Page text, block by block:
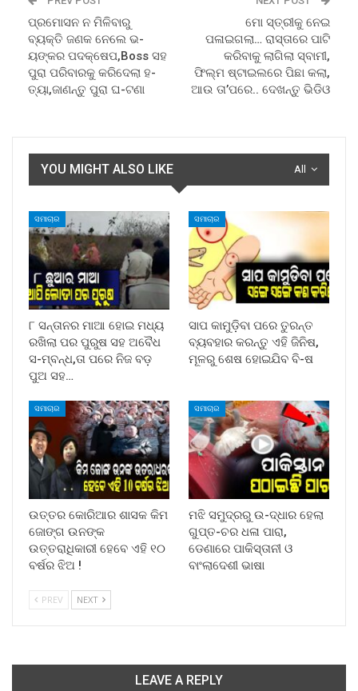
ପ୍ରମୋସନ ନ ମିଳିବାରୁ
ବ୍ୟକ୍ତି ଜଣକ ନେଲେ ଭ-
ୟଙ୍କର ପଦକ୍ଷେପ,Boss ସହ
ପୁରା ପରିବାରକୁ କରିଦେଲା ହ-
ତ୍ୟା,ଜାଣନ୍ତୁ ପୁରା ଘ-ଟଣା
ମୋ ସ୍ତ୍ରୀକୁ ନେଇ
ପଳାଇଗଲା… ରାସ୍ତାରେ ପାଟି
କରିବାକୁ ଲାଗିଲା ସ୍ବାମୀ,
ଫିଲ୍ମ ଷ୍ଟାଇଲରେ ପିଛା କଲା,
ଆଉ ତା’ପରେ.. ଦେଖନ୍ତୁ ଭିଡିଓ
All
YOU MIGHT ALSO LIKE
ସମାଚାର
୮ ସନ୍ତାନର ମାଆ ହୋଇ ମଧ୍ୟ
ରଖିଲା ପର ପୁରୁଷ ସହ ଅବୈଧ
ସ-ମ୍ବନ୍ଧ,ତା ପରେ ନିଜ ବଡ଼
ପୁଅ ସହ…
ସମାଚାର
ସାପ କାମୁଡ଼ିବା ପରେ ତୁରନ୍ତ
ବ୍ୟବହାର କରନ୍ତୁ ଏହି ଜିନିଷ,
ମୂଳରୁ ଶେଷ ହୋଇଯିବ ବି-ଷ
ସମାଚାର
ଉତ୍ତର କୋରିଆର ଶାସକ କିମ
ଜୋଙ୍ଗ ଉନଙ୍କ
ଉତ୍ତରାଧିକାରୀ ହେବେ ଏହି ୧୦
ବର୍ଷର ଝିଅ !
ସମାଚାର
ମଝି ସମୁଦ୍ରରୁ ଉ-ଦ୍ଧାର ହେଲା
ଗୁପ୍ତ-ଚର ଧଳା ପାରା,
ଡେଣାରେ ପାକିସ୍ତାନୀ ଓ
ବାଂଲାଦେଶୀ ଭାଷା
PREV NEXT
LEAVE A REPLY